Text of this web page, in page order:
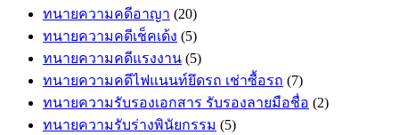
ทนายความคดีอาญา (20)
ทนายความคดีเช็คเด้ง (5)
ทนายความคดีแรงงาน (5)
ทนายความคดีไฟแนนท์ยึดรถ เช่าซื้อรถ (7)
ทนายความรับรองเอกสาร รับรองลายมือชื่อ (2)
ทนายความรับร่างพินัยกรรม (5)